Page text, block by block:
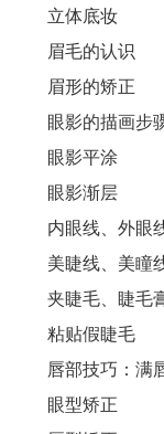
立体底妆
眉毛的认识
眉形的矫正
眼影的描画步
眼影平涂
眼影渐层
内眼线、外眼
美睫线、美瞳
夹睫毛、睫毛
粘贴假睫毛
唇部技巧：满
眼型矫正